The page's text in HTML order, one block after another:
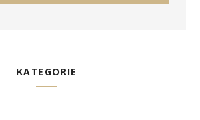
KATEGORIE